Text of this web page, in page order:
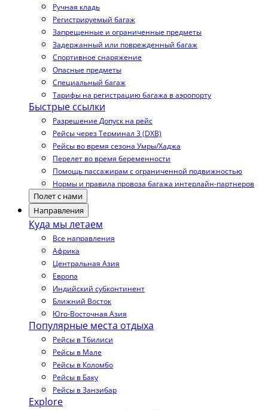
Ручная кладь
Регистрируемый багаж
Запрещенные и ограниченные предметы
Задержанный или поврежденный багаж
Спортивное снаряжение
Опасные предметы
Специальный багаж
Тарифы на регистрацию багажа в аэропорту
Быстрые ссылки
Разрешение Допуск на рейс
Рейсы через Терминал 3 (DXB)
Рейсы во время сезона Умры/Хаджа
Перелет во время беременности
Помощь пассажирам с ограниченной подвижностью
Нормы и правила провоза багажа интерлайн-партнеров
Полет с нами
Направления
Куда мы летаем
Все направления
Африка
Центральная Азия
Европа
Индийский субконтинент
Ближний Восток
Юго-Восточная Азия
Популярные места отдыха
Рейсы в Тбилиси
Рейсы в Мале
Рейсы в Коломбо
Рейсы в Баку
Рейсы в Занзибар
Explore